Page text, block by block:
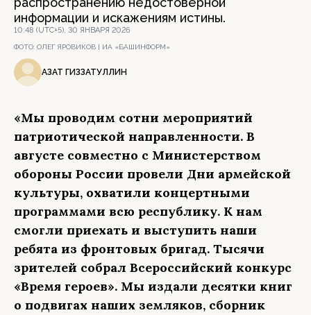
информации и искажениям истины.
10:48 (UTC+5), 30 ЯНВАРЯ 2026
ФОТО: ОЛЕГ ЯРОВИКОВ | ИА «БАШИНФОРМ»
АЗАТ ГИЗЗАТУЛЛИН
«Мы проводим сотни мероприятий
патриотической направленности. В
августе совместно с Министерством
обороны России провели Дни армейской
культуры, охватили концертными
программами всю республику. К нам
смогли приехать и выступить наши
ребята из фронтовых бригад. Тысячи
зрителей собрал Всероссийский конкурс
«Время героев». Мы издали десятки книг
о подвигах наших земляков, сборник